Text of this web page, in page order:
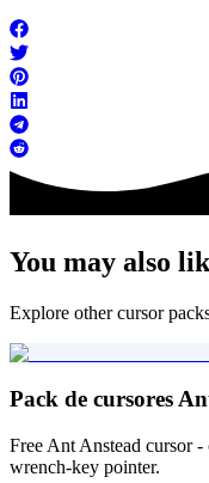
You may also
Explore other cursor
Pack de cursores
Free Ant Anstead cursor
wrench-key pointer.